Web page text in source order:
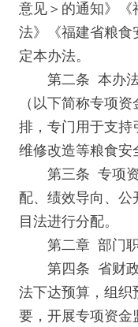
意见＞的通知》《
法》《福建省粮食
定本办法。
第二条 本办法
（以下简称专项
排，专门用于支持
维修改造等粮食安
第三条 专项资
配、绩效导向、公
目法进行分配。
第二章 部门
第四条 省财政
法下达预算，组织
要，开展专项资金